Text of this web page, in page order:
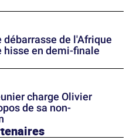
débarrasse de l'Afrique
hisse en demi-finale
charge Olivier
de sa non-